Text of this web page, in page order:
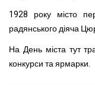
1928 року місто
радянського діяча
На День міста тут
конкурси та ярмарки.